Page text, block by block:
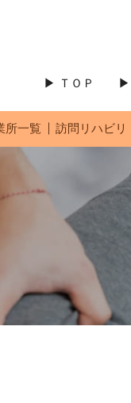
▶ ＴＯＰ
所一覧 訪問リハビリ